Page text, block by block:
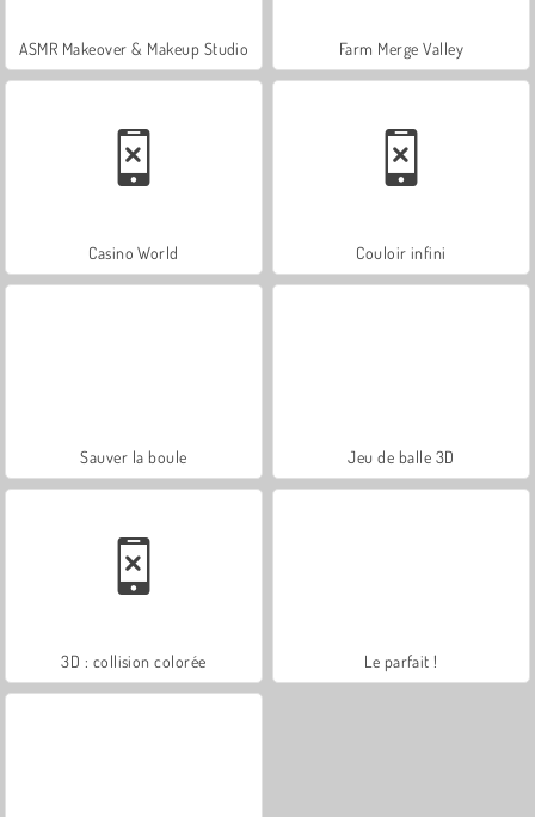
ASMR Makeover & Makeup Studio Farm Merge Valley
Casino World Couloir infini
Sauver la boule Jeu de balle 3D
3D : collision colorée Le parfait !